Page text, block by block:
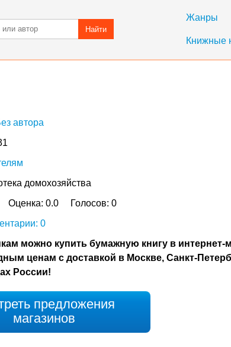
Жанры
Книжные
Найти
автора
домохозяйства
Оценка: 0.0 Голосов: 0
0
можно купить бумажную книгу в интернет-
ценам с доставкой в Москве, Санкт-
России!
предложения
магазинов